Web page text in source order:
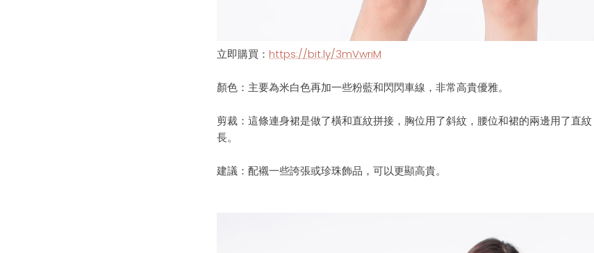
立即購買： https://bit.ly/3mVwriM
顏色： 主要為米白色再加一些粉藍和閃閃車線， 非常高貴優雅。
剪裁： 這條連身裙是做了橫和直紋拼接， 胸位用了斜紋，腰位和裙的兩邊用了直
長。
建議： 配襯一些誇張或珍珠飾品，可以更顯高貴。